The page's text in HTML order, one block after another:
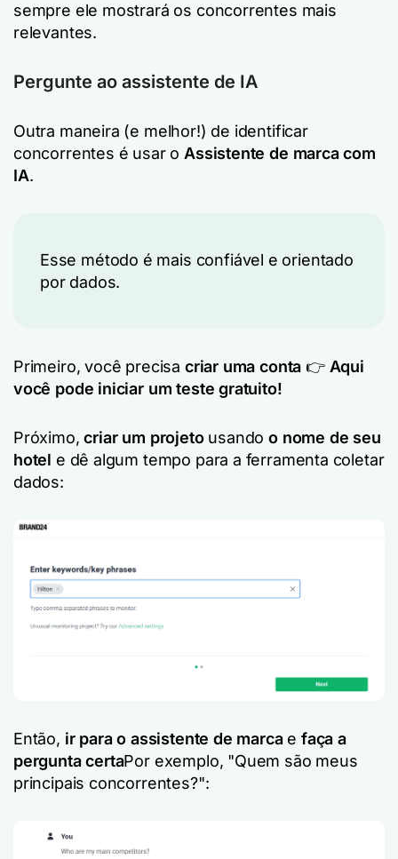
sempre ele mostrará os concorrentes mais
relevantes.
Pergunte ao assistente de IA
Outra maneira (e melhor!) de identificar
concorrentes é usar o Assistente de marca com
IA.
Esse método é mais confiável e orientado
por dados.
Primeiro, você precisa criar uma conta 👉 Aqui
você pode iniciar um teste gratuito!
Próximo,criar um projetousandoo nome de seu
hotel e dê algum tempo para a ferramenta coletar
dados:
Então, ir para o assistente de marcae faça a
pergunta certaPor exemplo, "Quem são meus
principais concorrentes?":